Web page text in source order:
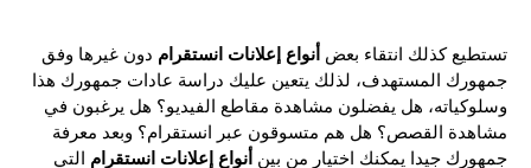
تستطيع كذلك انتقاء بعضأنواع إعلانات انستقرامدون غيرها وفق
جمهورك المستهدف، لذلك يتعين عليك دراسة عادات جمهورك هذا
وسلوكياته، هل يفضلون مشاهدة مقاطع الفيديو؟ هل يرغبون في
مشاهدة القصص؟ هل هم متسوقون عبر انستقرام؟ وبعد معرفة
جمهورك جيدا يمكنك اختيار من بينأنواع إعلانات انستقرامالتي